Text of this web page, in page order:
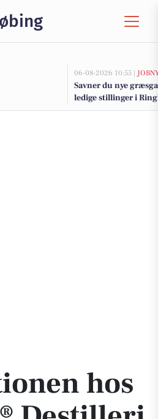
06-08-2026 10:55 |
Savner du nye
ledige stillinger i
Destilleri i Ringkøbing
hos